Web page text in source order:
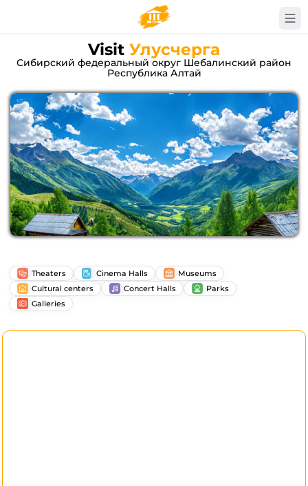
Visit Улусчерга
Сибирский федеральный округ Шебалинский район
Республика Алтай
Theaters Cinema Halls
Museums
Cultural centers
Concert Halls
Parks
Galleries